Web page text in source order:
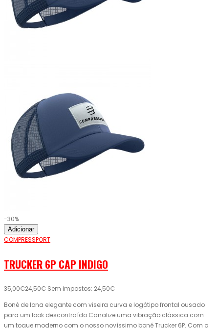
-30%
Adicionar
COMPRESSPORT
TRUCKER 6P CAP INDIGO
35,00€24,50€ Sem impostos: 24,50€
Boné de lona elegante com viseira curva e logótipo frontal ousado
para um look descontraído Canalize uma vibração clássica com
um toque moderno com o nosso novíssimo boné Trucker 6P. Com o